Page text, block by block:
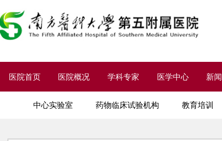
医院首页 医院概况 学科专家 医学中心 新
中心实验室 药物临床试验机构 教育培训